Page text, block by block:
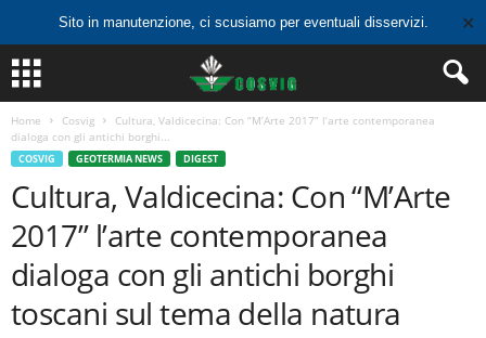
Sito in manutenzione, ci scusiamo per eventuali disservizi. ✕
Home Cosvig
Cultura, Valdicecina: Con “M’Arte 2017” l’arte contemporanea
dialoga con gli antichi borghi...
COSVIG GEOTERMIA NEWS DIGEST
Cultura, Valdicecina: Con “M’Arte
2017” l’arte contemporanea
dialoga con gli antichi borghi
toscani sul tema della natura